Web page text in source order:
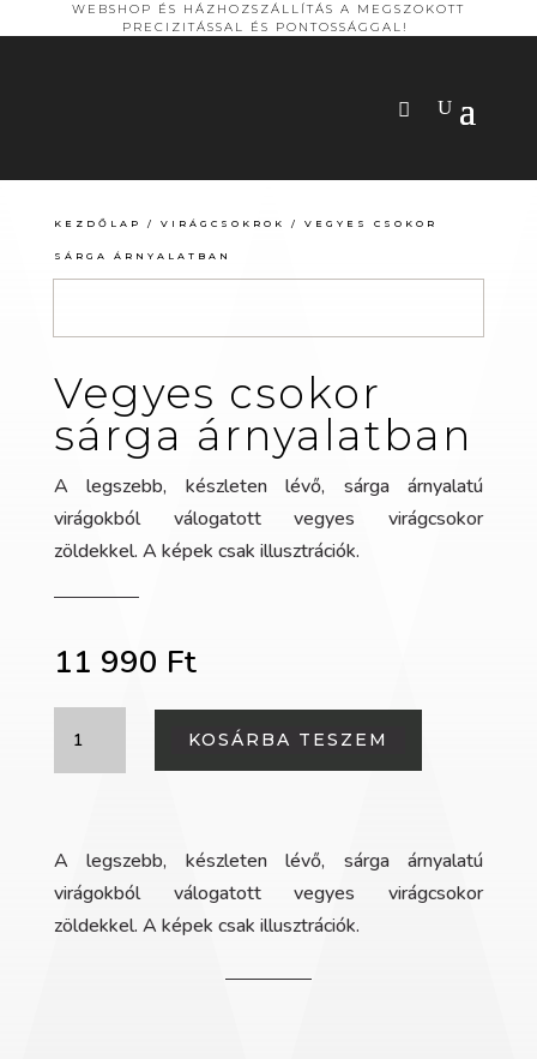
WEBSHOP ÉS HÁZHOZSZÁLLÍTÁS A MEGSZOKOTT
PRECIZITÁSSAL ÉS PONTOSSÁGGAL!
KEZDŐLAP / VIRÁGCSOKROK / VEGYES CSOKOR
SÁRGA ÁRNYALATBAN
Vegyes csokor
sárga árnyalatban
A legszebb, készleten lévő, sárga árnyalatú
virágokból válogatott vegyes virágcsokor
zöldekkel. A képek csak illusztrációk.
11 990 Ft
csokor
mennyiség
KOSÁRBA TESZEM
A legszebb, készleten lévő, sárga árnyalatú
virágokból válogatott vegyes virágcsokor
zöldekkel. A képek csak illusztrációk.